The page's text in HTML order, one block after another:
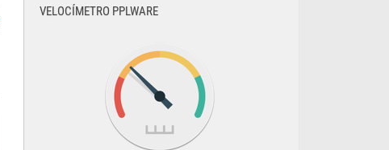
VELOCÍMETRO PPLWARE